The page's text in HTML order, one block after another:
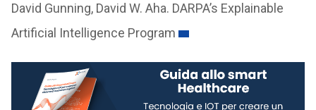
David Gunning, David W. Aha. DARPA’s Explainable
Artificial Intelligence Program